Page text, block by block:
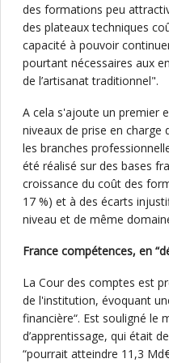
des formations peu
des plateaux techniques
capacité à pouvoir
pourtant nécessaires aux
de l’artisanat traditionnel".
A cela s'ajoute un premier
niveaux de prise en charge
les branches
été réalisé sur des bases
croissance du coût des
17 %) et à des écarts
niveau et de même
France compétences, en
La Cour des comptes est
de l'institution, évoquant
financière“. Est souligné le
d’apprentissage, qui était
“pourrait atteindre 11,3